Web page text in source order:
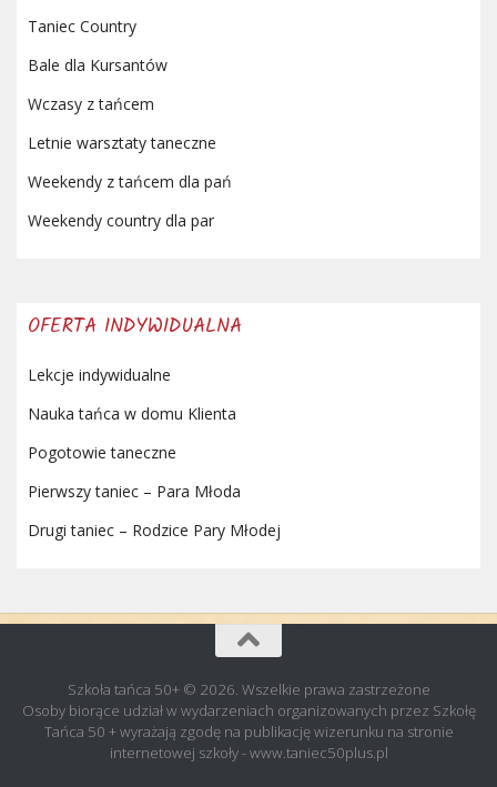
Taniec Country
Bale dla Kursantów
Wczasy z tańcem
Letnie warsztaty taneczne
Weekendy z tańcem dla pań
Weekendy country dla par
OFERTA INDYWIDUALNA
Lekcje indywidualne
Nauka tańca w domu Klienta
Pogotowie taneczne
Pierwszy taniec – Para Młoda
Drugi taniec – Rodzice Pary Młodej
Szkoła tańca 50+ © 2026. Wszelkie prawa zastrzeżone
Osoby biorące udział w wydarzeniach organizowanych przez Szkołę
Tańca 50 + wyrażają zgodę na publikację wizerunku na stronie
internetowej szkoły - www.taniec50plus.pl